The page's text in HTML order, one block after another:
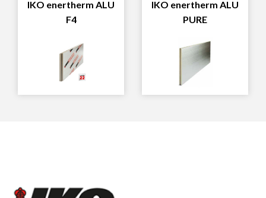
IKO enertherm ALU
F4
IKO enertherm ALU
PURE